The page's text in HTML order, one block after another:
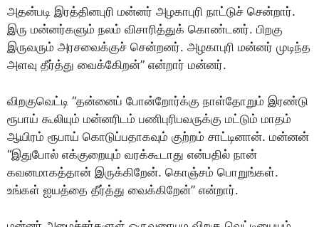
அதன்படி இரத்தினபுரி மன்னர் அழகாபுரி நாட்டுச் சென்றார்.
இரு மன்னர்களும் நலம் விசாரித்துக் கொண்டனர். பிறகு
இருவரும் அரசவைக்குச் சென்றனர். அழகாபுரி மன்னர் முடிந்த
அளவு தீர்த்து வைக்கிேறன்” என்றார் மன்னர்.
விறகுவெட்டி “தன்னைப் போன்றோர்க்கு நாள்தோறும் இரண்டு
ரூபாய் கூலியும் மன்னரிடம் பணிபுரிபவருக்கு மட்டும் மாதம்
ஆயிரம் ரூபாய் கொடுப்பதாகவும் குற்றம் சாட்டினான். மன்னன்
“இதுபோல் எக்குறையும் வரக்கூடாது என்பதில் நான்
கவனமாகத்தான் இருக்கிறேன். கொஞ்சம் பொறுங்கள்.
உங்கள் ஐயத்தை தீர்த்து வைக்கிறேன்” என்றார்.